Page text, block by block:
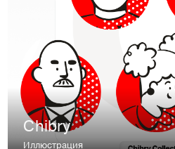
Chibry
Иллюстрация